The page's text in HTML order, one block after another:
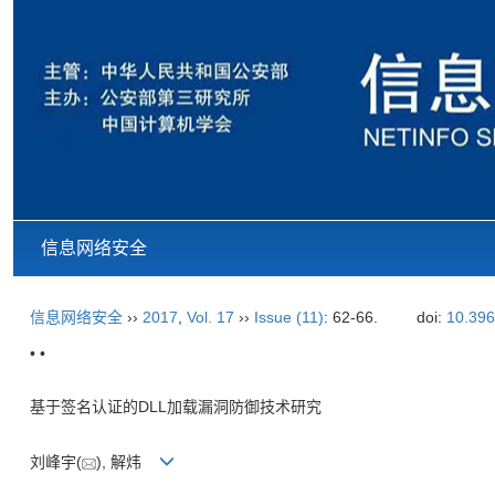
信息网络安全
信息网络安全 ›› 2017 Vol. 17 ›› Issue (11): 62-66. doi:
• •
基于签名认证的DLL加载漏洞防御技术研究
刘峰宇( ), 解炜